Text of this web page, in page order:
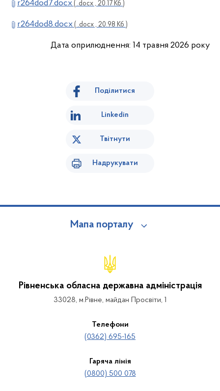
r264dod7.docx ( .docx , 20.17 Кб )
r264dod8.docx ( .docx , 20.98 Кб )
Дата оприлюднення: 14 травня 2026 року
Поділитися
Linkedin
Твітнути
Надрукувати
Мапа порталу
Рівненська обласна державна адміністрація
33028, м.Рівне, майдан Просвіти, 1
Телефони
(0362) 695-165
Гаряча лінія
(0800) 500 078